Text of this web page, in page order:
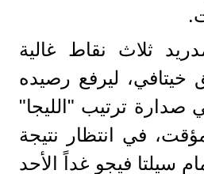
ثلاث نقاط غالية
ليرفع رصيده
النقطة 22 في صدارة ترتيب "الليجا"
في انتظار نتيجة
سيلتا فيجو غداً الأحد